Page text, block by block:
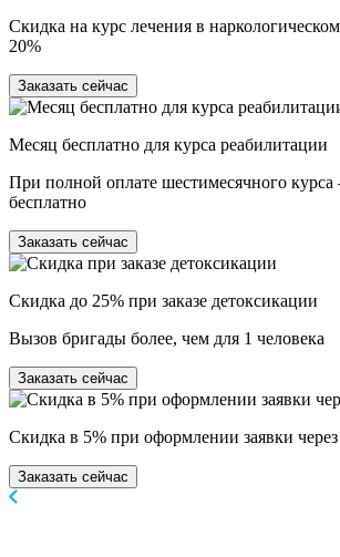
Скидка на курс лечения в
20%
Заказать сейчас
Месяц бесплатно для курса реабилитации
При полной оплате шестимесячного курса
бесплатно
Заказать сейчас
Скидка до 25% при заказе детоксикации
Вызов бригады более, чем для 1 человека
Заказать сейчас
Скидка в 5% при оформлении заявки через
Заказать сейчас